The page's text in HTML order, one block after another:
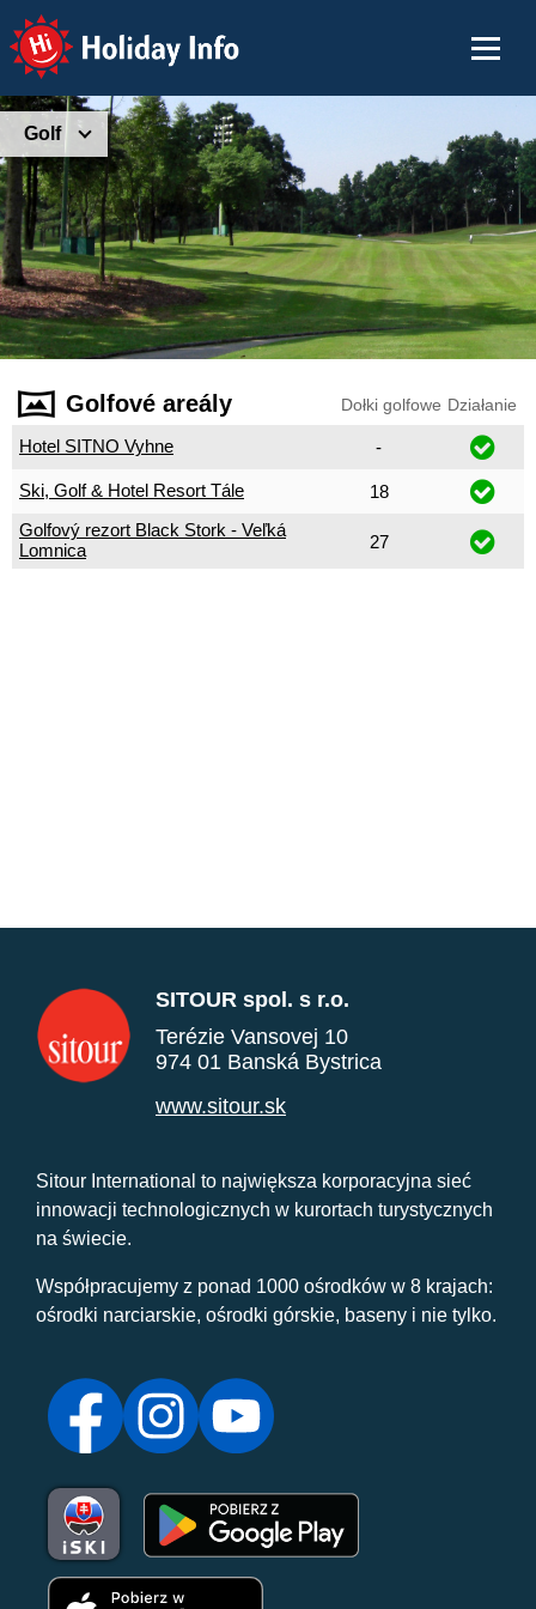
Holiday Info
Golf
Golfové areály Dołki golfowe Działanie
Hotel SITNO Vyhne -
Ski, Golf & Hotel Resort Tále
18
Golfový rezort Black Stork - Veľká
Lomnica
27
SITOUR spol. s r.o.
Terézie Vansovej 10
974 01 Banská Bystrica
www.sitour.sk
Sitour International to największa korporacyjna sieć
innowacji technologicznych w kurortach turystycznych
na świecie.
Współpracujemy z ponad 1000 ośrodków w 8 krajach:
ośrodki narciarskie, ośrodki górskie, baseny i nie tylko.